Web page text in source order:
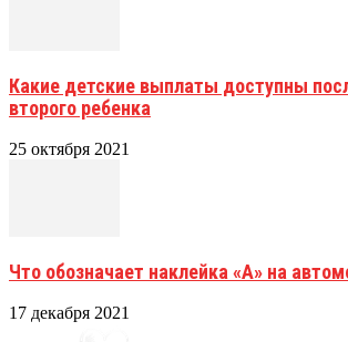
Какие детские выплаты доступны
второго ребенка
25 октября 2021
Что обозначает наклейка «А» на
17 декабря 2021